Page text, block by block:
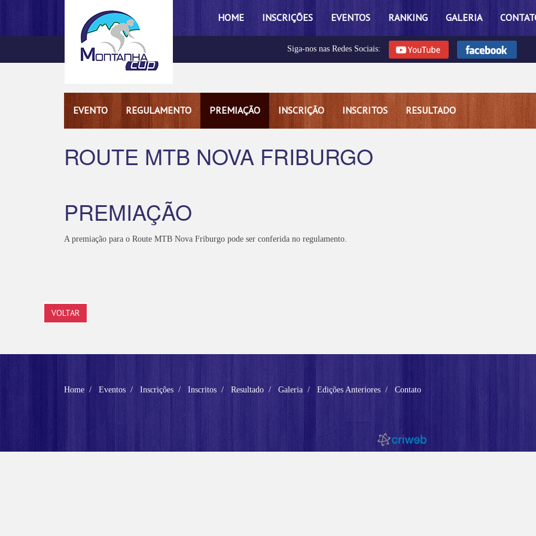
HOME INSCRIÇÕES EVENTOS RANKING GALERIA
Siga-nos nas Redes Sociais:
EVENTO REGULAMENTO PREMIAÇÃO INSCRIÇÃO INSCRITOS RESULTADO
ROUTE MTB NOVA FRIBURGO
PREMIAÇÃO
A premiação para o Route MTB Nova Friburgo pode ser conferida no regulamento.
VOLTAR
Home Eventos Inscrições Inscritos Resultado Galeria Edições Anteriores Contato